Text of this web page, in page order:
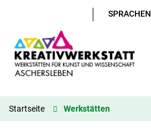
SPRACHEN
Startseite Werkstätten